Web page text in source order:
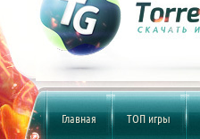
Главная ТОП игры